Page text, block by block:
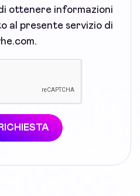
ottenere informazioni
al presente servizio di